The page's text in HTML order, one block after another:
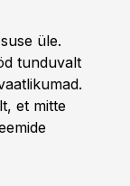
üle.
tunduvalt
et mitte